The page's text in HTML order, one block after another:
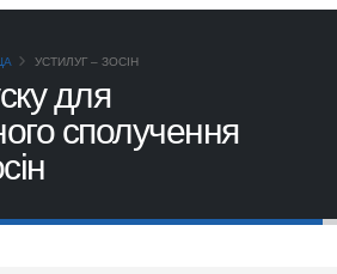
для
сполучення
УСТИЛУГ – ЗОСІН